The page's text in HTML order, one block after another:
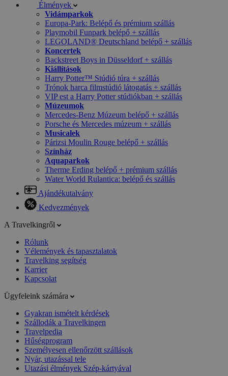
Élmények
Vidámparkok
Europa-Park: Belépő és prémium szállás
Playmobil Funpark belépő + szállás
LEGOLAND® Deutschland belépő + szállás
Koncertek
Backstreet Boys in Düsseldorf + szállás
Kiállítások
Harry Potter™ Stúdió túra + szállás
Trónok harca filmstúdió látogatás + szállás
VIP est a Harry Potter stúdiókban + szállás
Múzeumok
Mercedes-Benz Múzeum belépő + szállás
Porsche és Mercedes múzeum + szállás
Musicalek
Párizsi Moulin Rouge belépő + szállás
Színház
Aquaparkok
Therme Erding belépő + prémium szállás
Water World Rulantica: belépő és szállás
Ajándékutalvány
Kedvezmények
A Travelkingről
Rólunk
Vélemények és tapasztalatok
Travelking segítség
Karrier
Kapcsolat
Ügyfeleink számára
Gyakran ismételt kérdések
Szállodák a Travelkingen
Travelpedia
Hűségprogram
Személyesen ellenőrzött szállások
Nyár, utazással tele
Utazási élmények Szép-kártyával